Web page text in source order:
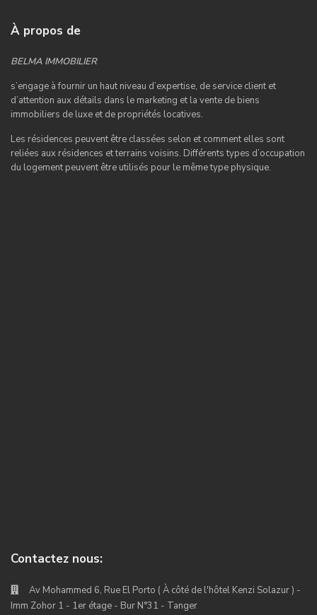
À propos de
BELMA IMMOBILIER
s’engage à fournir un haut niveau d’expertise, de service client et
d’attention aux détails dans le marketing et la vente de biens
immobiliers de luxe et de propriétés locatives.
Les résidences peuvent être classées selon et comment elles sont
reliées aux résidences et terrains voisins. Différents types d’occupation
du logement peuvent être utilisés pour le même type physique.
Contactez nous:
Av Mohammed 6, Rue El Porto ( À côté de l'hôtel Kenzi Solazur ) -
Imm Zohor 1 - 1er étage - Bur N°31 - Tanger